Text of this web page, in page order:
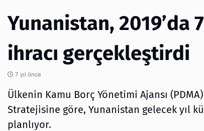
Yunanistan,
ihracı gerçekleştirdi
7 yıl önce
Ülkenin Kamu Borç Yönetimi Ajansı
Stratejisine göre, Yunanistan gelecek yıl
planlıyor.